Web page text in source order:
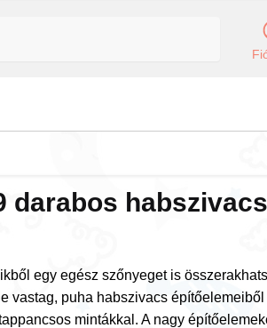
darabos habszivacs
egy egész szőnyeget is
vastag, puha habszivacs
mintákkal. A nagy